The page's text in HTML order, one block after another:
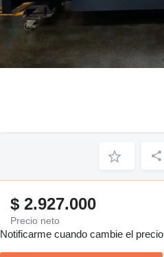
$ 2.927.000
Precio neto
Notificarme cuando cambie el precio